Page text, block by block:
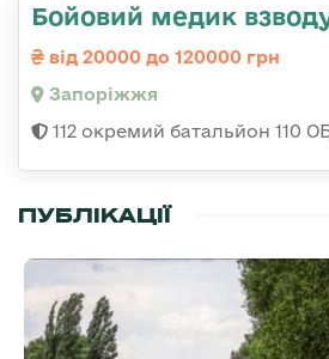
Бойовий медик
від 20000 до 120000 грн
Запоріжжя
112 окремий батальйон 110
ПУБЛІКАЦІЇ